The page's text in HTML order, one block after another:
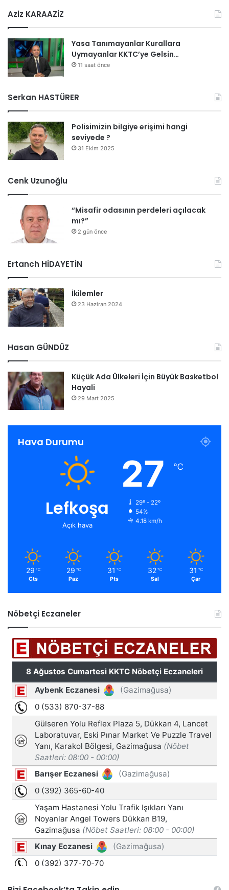
Aziz KARAAZİZ
Yasa Tanımayanlar Kurallara
Uymayanlar KKTC’ye Gelsin…
11 saat önce
Serkan HASTÜRER
Polisimizin bilgiye erişimi hangi
seviyede ?
31 Ekim 2025
Cenk Uzunoğlu
“Misafir odasının perdeleri açılacak
mı?”
2 gün önce
Ertanch HİDAYETİN
İkilemler
23 Haziran 2024
Hasan GÜNDÜZ
Küçük Ada Ülkeleri İçin Büyük Basketbol
Hayali
29 Mart 2025
Hava Durumu
Lefkoşa
Açık hava
27 ℃
29º - 22º
54%
4.18 km/h
29 ℃
Cts
29 ℃
Paz
31 ℃
Pts
32 ℃
Sal
31 ℃
Çar
Nöbetçi Eczaneler